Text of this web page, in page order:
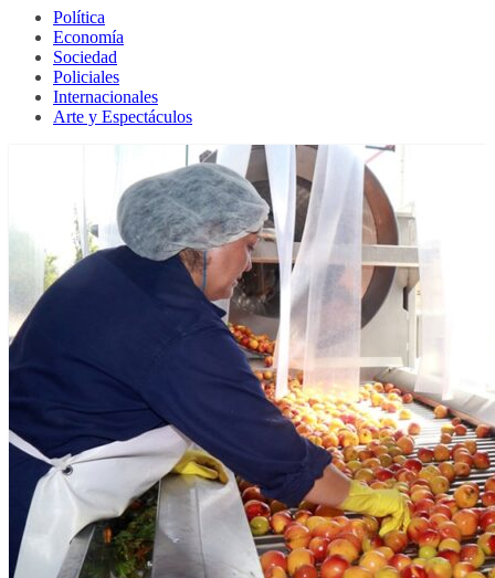
Política
Economía
Sociedad
Policiales
Internacionales
Arte y Espectáculos